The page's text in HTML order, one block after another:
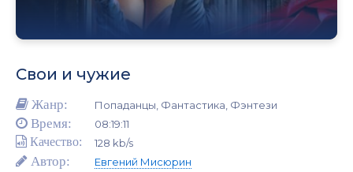
Свои и чужие
Жанр: Попаданцы, Фантастика, Фэнтези
Время: 08:19:11
Качество: 128 kb/s
Автор: Евгений Мисюрин